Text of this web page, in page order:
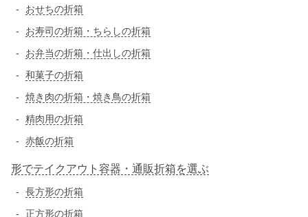
おせちの折箱
お寿司の折箱・ちらしの折箱
お弁当の折箱・仕出しの折箱
和菓子の折箱
焼き肉の折箱・焼き鳥の折箱
精肉用の折箱
赤飯の折箱
形でテイクアウト容器・通販折箱を選ぶ
長方形の折箱
正方形の折箱